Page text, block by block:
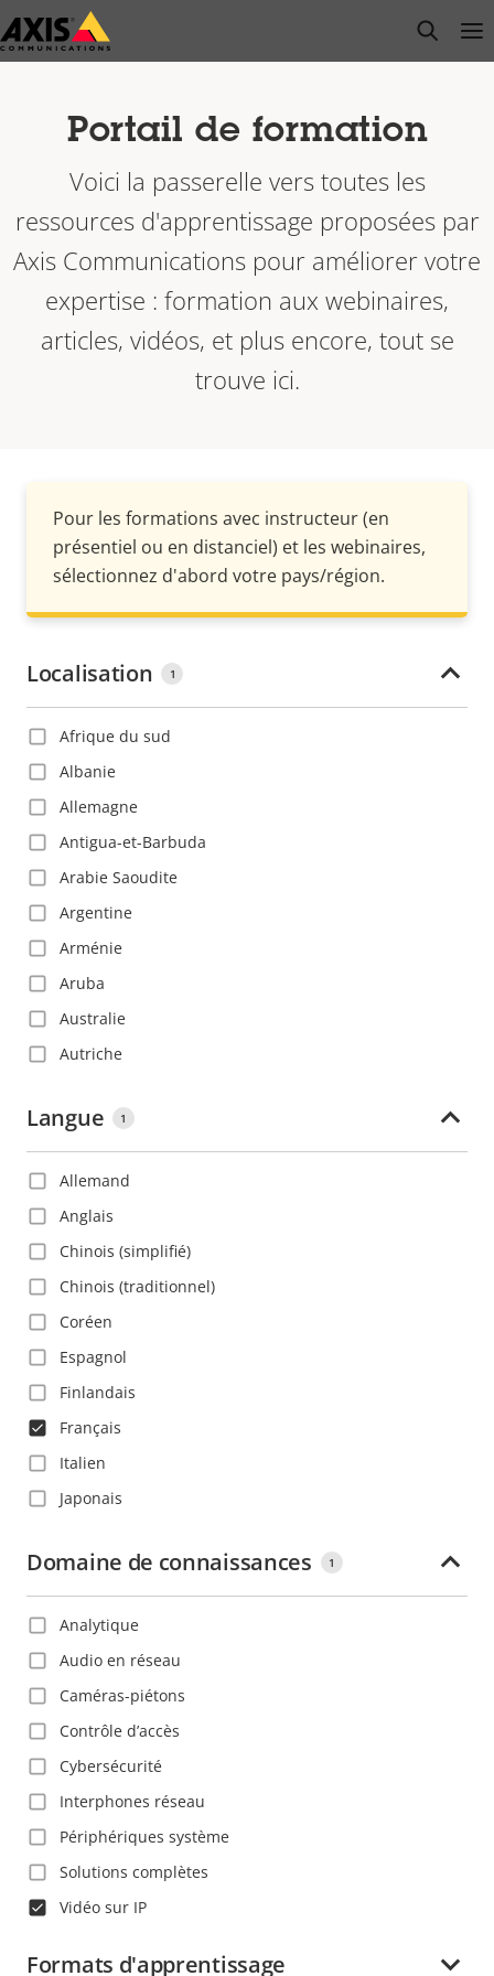
Passer
au
open
Portail de formation
Voici la passerelle vers toutes les
ressources d'apprentissage proposées par
Axis Communications pour améliorer votre
expertise : formation aux webinaires,
articles, vidéos, et plus encore, tout se
trouve ici.
Pour les formations avec instructeur (en
présentiel ou en distanciel) et les webinaires,
sélectionnez d'abord votre pays/région.
Localisation 1
Afrique du sud
Albanie
Allemagne
Antigua-et-Barbuda
Arabie Saoudite
Argentine
Arménie
Aruba
Australie
Autriche
Bahamas
Bahreïn
Belgique
Brésil
Canada
Chine
Colombie
Costa Rica
Croatie
Danemark
Dominique
Espagne
Estonie
Ethiopie
Finlande
France
Grenade
Langue 1
Allemand
Anglais
Chinois (simplifié)
Chinois (traditionnel)
Coréen
Espagnol
Finlandais
Français
Italien
Japonais
Polonais
Portugais
Roumain
Tchèque
Thaïlandais
Turc
Domaine de connaissances 1
Analytique
Audio en réseau
Caméras-piétons
Contrôle d’accès
Cybersécurité
Interphones réseau
Périphériques système
Solutions complètes
Vidéo sur IP
Formats d'apprentissage